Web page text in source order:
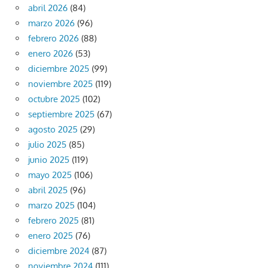
abril 2026 (84)
marzo 2026 (96)
febrero 2026 (88)
enero 2026 (53)
diciembre 2025 (99)
noviembre 2025 (119)
octubre 2025 (102)
septiembre 2025 (67)
agosto 2025 (29)
julio 2025 (85)
junio 2025 (119)
mayo 2025 (106)
abril 2025 (96)
marzo 2025 (104)
febrero 2025 (81)
enero 2025 (76)
diciembre 2024 (87)